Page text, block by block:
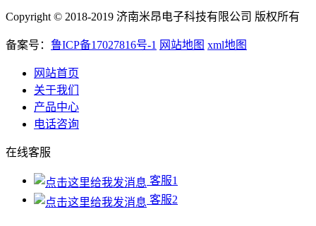
Copyright © 2018-2019 济南米昂电子科技有限公司 版权所有
备案号： 鲁ICP备17027816号-1 网站地图 xml地图
网站首页
关于我们
产品中心
电话咨询
在线客服
客服1
客服2